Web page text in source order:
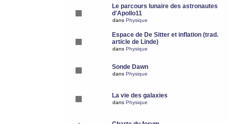
Le parcours lunaire des astronautes
d'Apollo11
dans Physique
Espace de De Sitter et inflation (trad.
article de Linde)
dans Physique
Sonde Dawn
dans Physique
La vie des galaxies
dans Physique